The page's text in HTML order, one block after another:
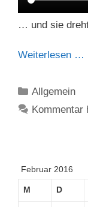
… und sie
Weiterlesen …
Kategorien
Allgemein
Kommentar
Februar 2016
M D